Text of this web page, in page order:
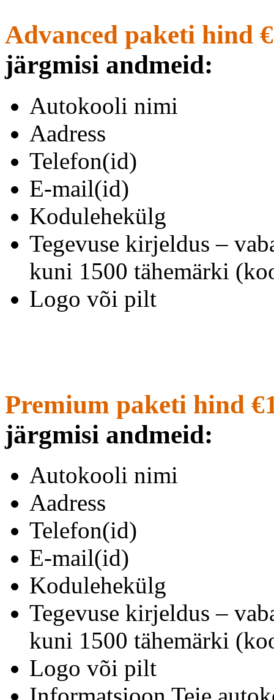
Advanced paketi hind
järgmisi andmeid:
Autokooli nimi
Aadress
Telefon(id)
E-mail(id)
Kodulehekülg
Tegevuse kirjeldus –
kuni 1500 tähemärki
Logo või pilt
Premium paketi hind
järgmisi andmeid:
Autokooli nimi
Aadress
Telefon(id)
E-mail(id)
Kodulehekülg
Tegevuse kirjeldus –
kuni 1500 tähemärki
Logo või pilt